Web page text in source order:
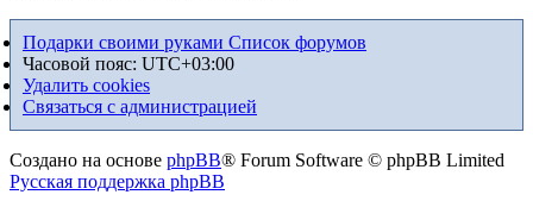
Подарки своими руками Список форумов
Часовой пояс: UTC+03:00
Удалить cookies
Связаться с администрацией
Создано на основе phpBB® Forum Software © phpBB Limited
Русская поддержка phpBB